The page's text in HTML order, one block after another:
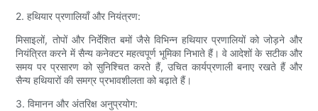
2. हथियार प्रणालियाँ और नियंत्रण:
मिसाइलों, तोपों और निर्देशित बमों जैसे विभिन्न हथियार प्रणालियों को जोड़ने और
नियंत्रित करने में सैन्य कनेक्टर महत्वपूर्ण भूमिका निभाते हैं। वे आदेशों के सटीक और
समय पर प्रसारण को सुनिश्चित करते हैं, उचित कार्यप्रणाली बनाए रखते हैं और
सैन्य हथियारों की समग्र प्रभावशीलता को बढ़ाते हैं।
3. विमानन और अंतरिक्ष अनुप्रयोग: